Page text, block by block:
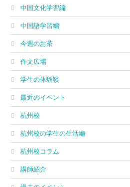
中国文化学習編
中国語学習編
今週のお茶
作文広場
学生の体験談
最近のイベント
杭州校
杭州校の学生の生活編
杭州校コラム
講師紹介